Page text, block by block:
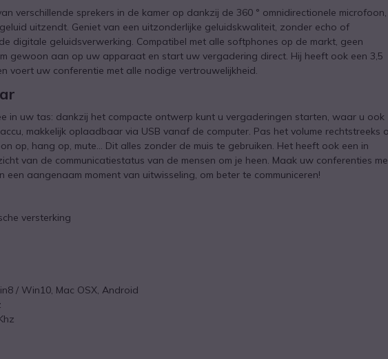
verschillende sprekers in de kamer op dankzij de 360 ° omnidirectionele microfoon,
uitzendt. Geniet van een uitzonderlijke geluidskwaliteit, zonder echo of
digitale geluidsverwerking. Compatibel met alle softphones op de markt, geen
gewoon aan op uw apparaat en start uw vergadering direct. Hij heeft ook een 3,5
voert uw conferentie met alle nodige vertrouwelijkheid.
in uw tas: dankzij het compacte ontwerp kunt u vergaderingen starten, waar u ook
makkelijk oplaadbaar via USB vanaf de computer. Pas het volume rechtstreeks
op, hang op, mute... Dit alles zonder de muis te gebruiken. Het heeft ook een in
van de communicatiestatus van de mensen om je heen. Maak uw conferenties
een aangenaam moment van uitwisseling, om beter te communiceren!
versterking
/ Win10, Mac OSX, Android